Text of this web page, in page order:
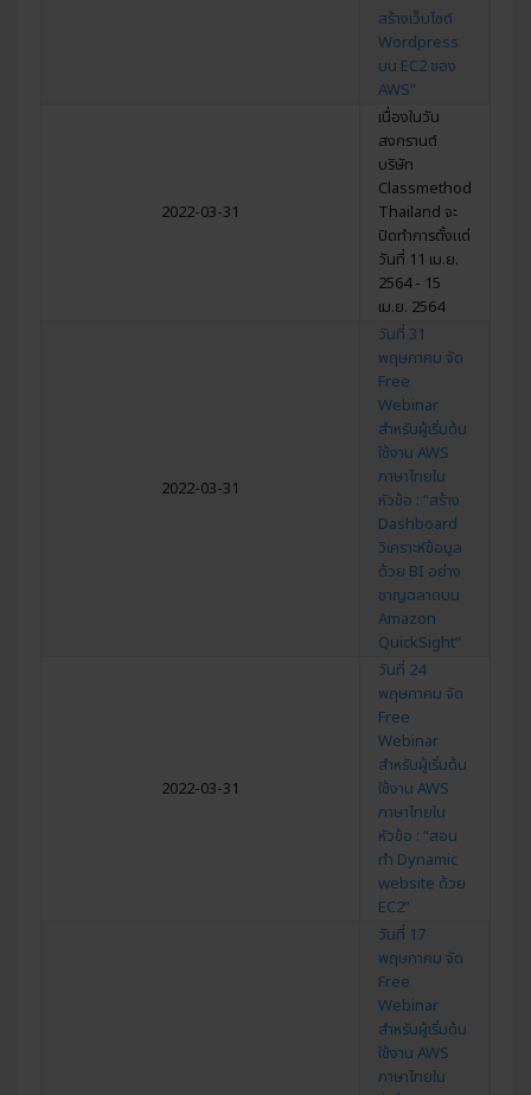
สร้างเว็บไซต์
Wordpress
บน EC2 ของ
AWS”
2022-03-31
เนื่องในวัน
สงกรานต์
บริษัท
Classmethod
Thailand จะ
ปิดทำการตั้งแต่
วันที่ 11 เม.ย.
2564 - 15
เม.ย. 2564
2022-03-31
วันที่ 31
พฤษภาคม จัด
Free
Webinar
สำหรับผู้เริ่มต้น
ใช้งาน AWS
ภาษาไทยใน
หัวข้อ : “สร้าง
Dashboard
วิเคราะห์ข้อมูล
ด้วย BI อย่าง
ชาญฉลาดบน
Amazon
QuickSight”
2022-03-31
วันที่ 24
พฤษภาคม จัด
Free
Webinar
สำหรับผู้เริ่มต้น
ใช้งาน AWS
ภาษาไทยใน
หัวข้อ : “สอน
ทำ Dynamic
website ด้วย
EC2”
วันที่ 17
พฤษภาคม จัด
Free
Webinar
สำหรับผู้เริ่มต้น
ใช้งาน AWS
ภาษาไทยใน